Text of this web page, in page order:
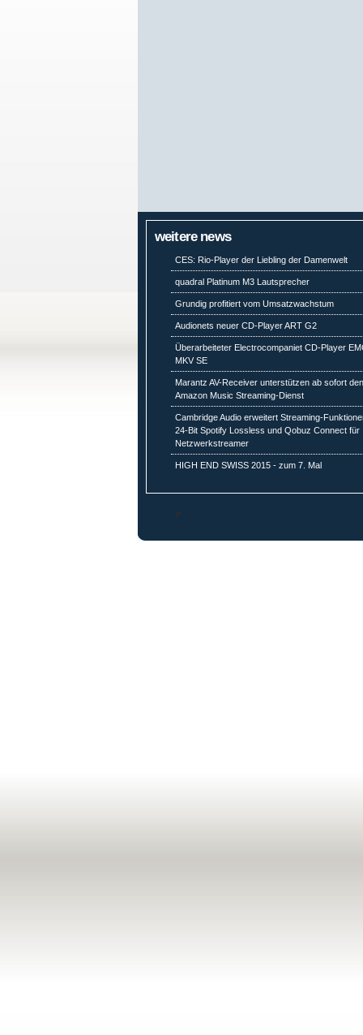
weitere news
CES: Rio-Player der Liebling der Damenwelt
quadral Platinum M3 Lautsprecher
Grundig profitiert vom Umsatzwachstum
Audionets neuer CD-Player ART G2
Überarbeiteter Electrocompaniet CD-Player
MKV SE
Marantz AV-Receiver unterstützen ab sofort
Amazon Music Streaming-Dienst
Cambridge Audio erweitert Streaming-
24-Bit Spotify Lossless und Qobuz Connect für
Netzwerkstreamer
HIGH END SWISS 2015 - zum 7. Mal